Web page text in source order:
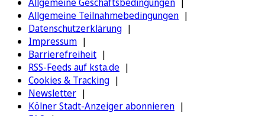
Allgemeine Teilnahmebedingungen
Datenschutzerklärung
Impressum
Barrierefreiheit
RSS-Feeds auf ksta.de
Cookies & Tracking
Newsletter
Kölner Stadt-Anzeiger abonnieren